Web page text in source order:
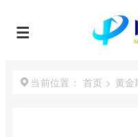
当前位置： 首页 > 黄金